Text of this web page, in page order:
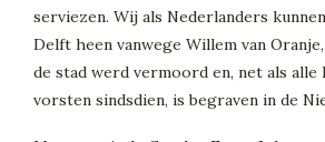
serviezen. Wij als Nederlanders
Delft heen vanwege Willem van
de stad werd vermoord en, net als alle
vorsten sindsdien, is begraven in de